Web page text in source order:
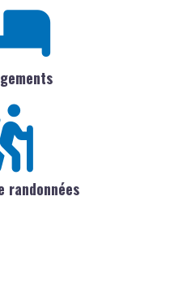
randonnées